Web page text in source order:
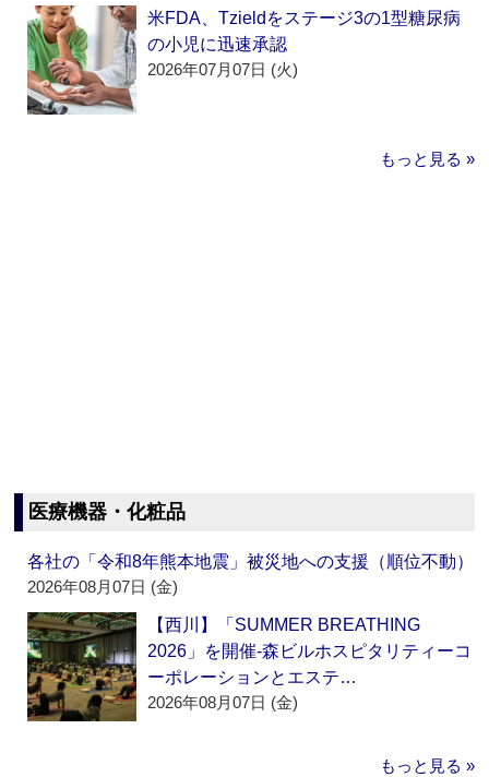
米FDA、Tzieldをステージ3の1型糖尿病
の小児に迅速承認
2026年07月07日 (火)
もっと見る »
医療機器・化粧品
各社の「令和8年熊本地震」被災地への支援（順位不動）
2026年08月07日 (金)
【西川】「SUMMER BREATHING
2026」を開催‐森ビルホスピタリティーコ
ーポレーションとエステ…
2026年08月07日 (金)
もっと見る »